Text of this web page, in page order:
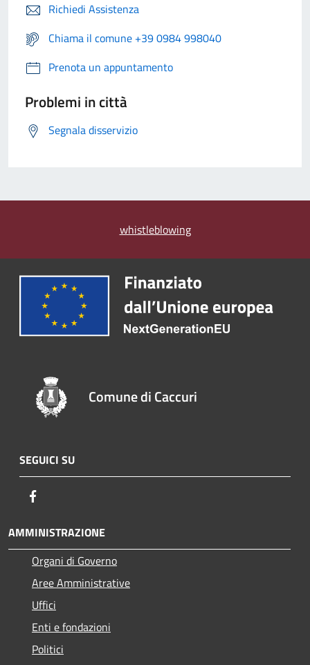
Richiedi Assistenza
Chiama il comune +39 0984 998040
Prenota un appuntamento
Problemi in città
Segnala disservizio
whistleblowing
Comune di Caccuri
SEGUICI SU
AMMINISTRAZIONE
Organi di Governo
Aree Amministrative
Uffici
Enti e fondazioni
Politici